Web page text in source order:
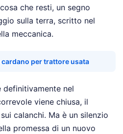
che resti, un segno
sulla terra, scritto nel
meccanica.
cardano per trattore usata
definitivamente nel
viene chiusa, il
calanchi. Ma è un silenzio
promessa di un nuovo